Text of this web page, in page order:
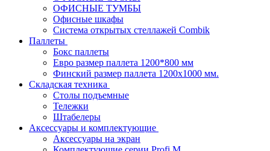
ОФИСНЫЕ ТУМБЫ
Офисные шкафы
Система открытых стеллажей Combik
Паллеты
Бокс паллеты
Евро размер паллета 1200*800 мм
Финский размер паллета 1200х1000 мм.
Складская техника
Столы подъемные
Тележки
Штабелеры
Аксессуары и комплектующие
Аксессуары на экран